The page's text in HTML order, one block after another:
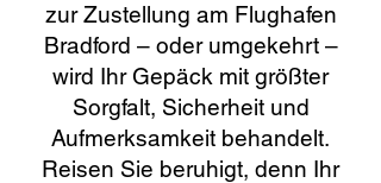
zur Zustellung am Flughafen
Bradford – oder umgekehrt –
wird Ihr Gepäck mit größter
Sorgfalt, Sicherheit und
Aufmerksamkeit behandelt.
Reisen Sie beruhigt, denn Ihr